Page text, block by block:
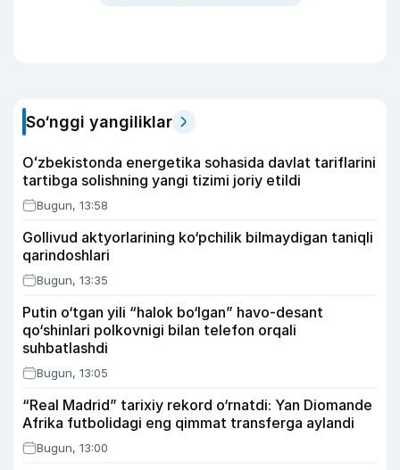
So‘nggi yangiliklar
Oʻzbekistonda energetika sohasida davlat tariflarini
tartibga solishning yangi tizimi joriy etildi
Bugun, 13:58
Gollivud aktyorlarining ko‘pchilik bilmaydigan taniqli
qarindoshlari
Bugun, 13:35
Putin o‘tgan yili “halok bo‘lgan” havo-desant
qo‘shinlari polkovnigi bilan telefon orqali
suhbatlashdi
Bugun, 13:05
“Real Madrid” tarixiy rekord o‘rnatdi: Yan Diomande
Afrika futbolidagi eng qimmat transferga aylandi
Bugun, 13:00